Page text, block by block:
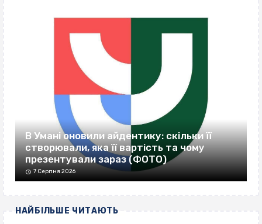
В Умані оновили айдентику: скільки її
створювали, яка її вартість та чому
презентували зараз (ФОТО)
7 Серпня 2026
НАЙБІЛЬШЕ ЧИТАЮТЬ